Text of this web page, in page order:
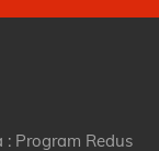
Program Redus